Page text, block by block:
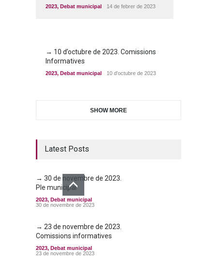
2023, Debat municipal 14 de febrer de 2023
→ 10 d’octubre de 2023. Comissions
Informatives
2023, Debat municipal 10 d'octubre de 2023
SHOW MORE
Latest Posts
→ 30 de novembre de 2023.
Ple municipal
2023, Debat municipal
30 de novembre de 2023
→ 23 de novembre de 2023.
Comissions informatives
2023, Debat municipal
23 de novembre de 2023